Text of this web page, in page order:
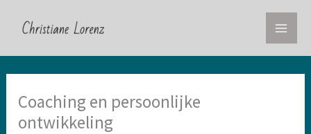
de
inhoud
Coaching en persoonlijke
ontwikkeling